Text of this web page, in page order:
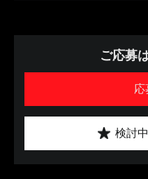
ご応募
応
検討